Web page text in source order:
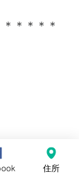
＊＊＊＊
住所